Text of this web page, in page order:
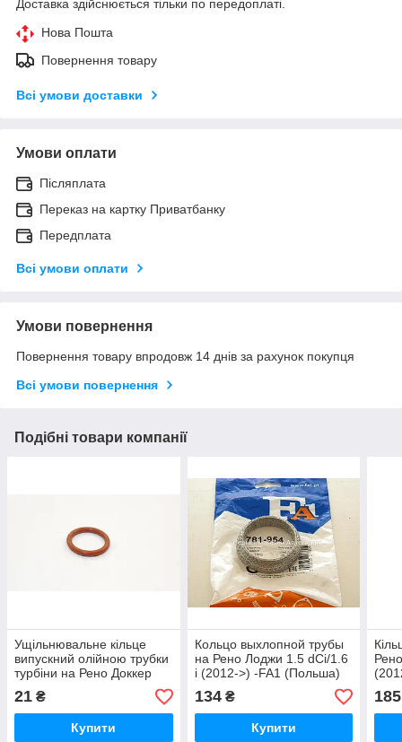
Доставка здійснюється тільки по передоплаті.
Нова Пошта
Повернення товару
Всі умови доставки
Умови оплати
Післяплата
Переказ на картку Приватбанку
Передплата
Всі умови оплати
Умови повернення
Повернення товару впродовж 14 днів за рахунок покупця
Всі умови повернення
Подібні товари компанії
Ущільнювальне кільце
випускний олійною трубки
турбіни на Рено Доккер
1.5 dCi 13-> FA1 (Польща)
076.336.100
21 ₴
Купити
Кольцо выхлопной трубы
на Рено Лоджи 1.5 dCi/1.6
i (2012->) -FA1 (Польша)
781-954
134₴
Купити
185